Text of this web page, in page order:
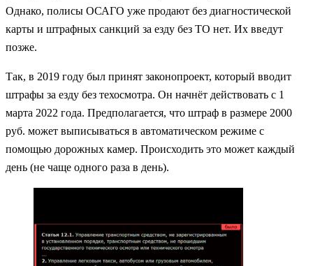
Однако, полисы ОСАГО уже продают без диагностической
карты и штрафных санкций за езду без ТО нет. Их введут
позже.
Так, в 2019 году был принят законопроект, который вводит
штрафы за езду без техосмотра. Он начнёт действовать с 1
марта 2022 года. Предполагается, что штраф в размере 2000
руб. может выписываться в автоматическом режиме с
помощью дорожных камер. Происходить это может каждый
день (не чаще одного раза в день).